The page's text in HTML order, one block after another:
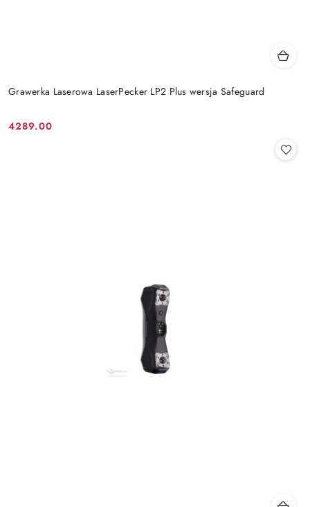
Grawerka Laserowa LaserPecker LP2 Plus wersja Safeguard
Cena:
4289.00